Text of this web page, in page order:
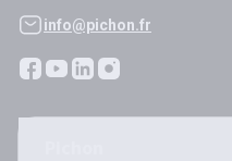
info@pichon.fr